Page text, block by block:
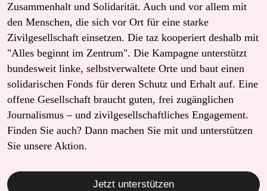
Zusammenhalt und Solidarität. Auch und vor allem mit
den Menschen, die sich vor Ort für eine starke
Zivilgesellschaft einsetzen. Die taz kooperiert deshalb mit
"Alles beginnt im Zentrum". Die Kampagne unterstützt
bundesweit linke, selbstverwaltete Orte und baut einen
solidarischen Fonds für deren Schutz und Erhalt auf. Eine
offene Gesellschaft braucht guten, frei zugänglichen
Journalismus – und zivilgesellschaftliches Engagement.
Finden Sie auch? Dann machen Sie mit und unterstützen
Sie unsere Aktion.
Jetzt unterstützen